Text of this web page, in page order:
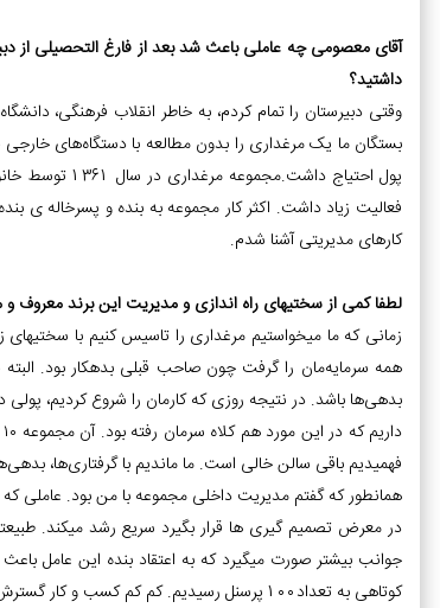
آقای معصومی چه عاملی باعث شد بعد از فارغ التحصیلی از
داشتید؟
وقتی دبیرستان را تمام کردم، به خاطر انقلاب فرهنگی،
بستگان ما یک مرغداری را بدون مطالعه با دستگاه‌های
فعالیت زیاد داشت. اکثر کار مجموعه به بنده و پسرخاله ی
کارهای مدیریتی آشنا شدم.
لطفا کمی از سختیهای راه اندازی و مدیریت این برند معروف و
زمانی که ما میخواستیم مرغداری را تاسیس کنیم با
همه سرمایه‌مان را گرفت چون صاحب قبلی بدهکار بود.
بدهی‌ها باشد. در نتیجه روزی که کارمان را شروع کردیم،
فهمیدیم باقی سالن خالی است. ما ماندیم با گرفتاری‌ها،
همانطور که گفتم مدیریت داخلی مجموعه با من بود. عاملی
در معرض تصمیم گیری ها قرار بگیرد سریع رشد میکند.
جوانب بیشتر صورت میگیرد که به اعتقاد بنده این عامل
کوتاهی به تعداد100 پرسنل رسیدیم. کم کم کسب و کار گسترش پیدا کرد و تعداد شرکا نیز محدود شد.